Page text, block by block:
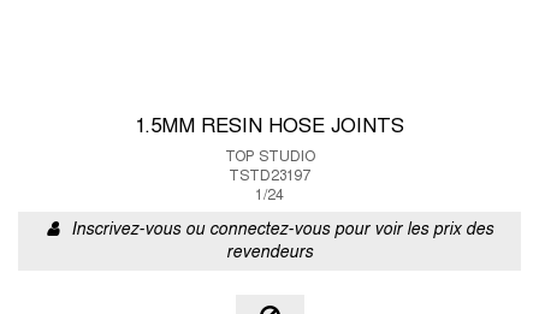
1.5MM RESIN HOSE JOINTS
TOP STUDIO
TSTD23197
1/24
Inscrivez-vous ou connectez-vous pour voir les prix des
revendeurs